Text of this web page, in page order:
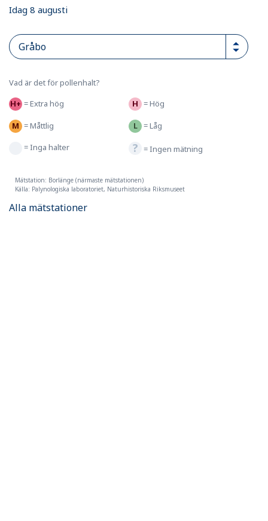
Idag 8 augusti
Vad är det för pollenhalt?
=Extra hög =Hög
=Måttlig =Låg
=Inga halter =Ingen mätning
Mätstation: Borlänge (närmaste mätstationen)
Källa: Palynologiska laboratoriet, Naturhistoriska Riksmuseet
Alla mätstationer